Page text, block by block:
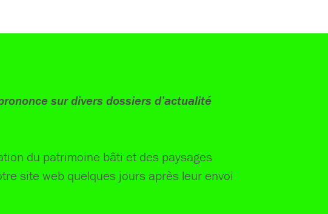
sur divers dossiers d’actualité
du patrimoine bâti et des paysages
site web quelques jours après leur envoi